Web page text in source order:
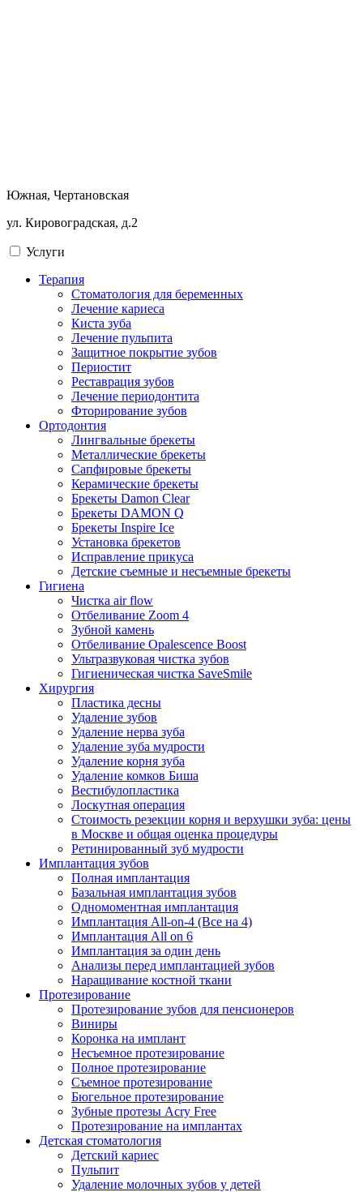
Южная, Чертановская
ул. Кировоградская, д.2
Услуги
Терапия
Стоматология для беременных
Лечение кариеса
Киста зуба
Лечение пульпита
Защитное покрытие зубов
Периостит
Реставрация зубов
Лечение периодонтита
Фторирование зубов
Ортодонтия
Лингвальные брекеты
Металлические брекеты
Сапфировые брекеты
Керамические брекеты
Брекеты Damon Clear
Брекеты DAMON Q
Брекеты Inspire Ice
Установка брекетов
Исправление прикуса
Детские съемные и несъемные брекеты
Гигиена
Чистка air flow
Отбеливание Zoom 4
Зубной камень
Отбеливание Opalescence Boost
Ультразвуковая чистка зубов
Гигиеническая чистка SaveSmile
Хирургия
Пластика десны
Удаление зубов
Удаление нерва зуба
Удаление зуба мудрости
Удаление корня зуба
Удаление комков Биша
Вестибулопластика
Лоскутная операция
Стоимость резекции корня и верхушки зуба: цены
в Москве и общая оценка процедуры
Ретинированный зуб мудрости
Имплантация зубов
Полная имплантация
Базальная имплантация зубов
Одномоментная имплантация
Имплантация All-on-4 (Все на 4)
Имплантация All on 6
Имплантация за один день
Анализы перед имплантацией зубов
Наращивание костной ткани
Протезирование
Протезирование зубов для пенсионеров
Виниры
Коронка на имплант
Несъемное протезирование
Полное протезирование
Съемное протезирование
Бюгельное протезирование
Зубные протезы Acry Free
Протезирование на имплантах
Детская стоматология
Детский кариес
Пульпит
Удаление молочных зубов у детей